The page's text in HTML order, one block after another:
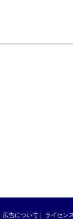
広告について ライセン